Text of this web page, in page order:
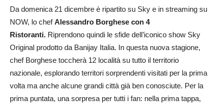
Da domenica 21 dicembre è ripartito su Sky e in streaming su
NOW, lo chefAlessandro Borghese con 4
Ristoranti. Riprendono quindi le sfide dell’iconico show Sky
Original prodotto da Banijay Italia. In questa nuova stagione,
chef Borghese toccherà 12 località su tutto il territorio
nazionale, esplorando territori sorprendenti visitati per la prima
volta ma anche alcune grandi città già ben conosciute. Per la
prima puntata, una sorpresa per tutti i fan: nella prima tappa,